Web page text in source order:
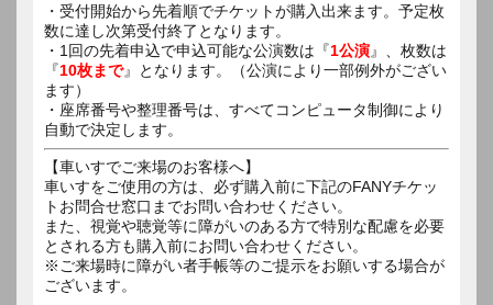
・受付開始から先着順でチケットが購入出来ます。予定枚
数に達し次第受付終了となります。
・1回の先着申込で申込可能な公演数は『1公演』、枚数は
『10枚まで』となります。（公演により一部例外がござい
ます）
・座席番号や整理番号は、すべてコンピュータ制御により
自動で決定します。
【車いすでご来場のお客様へ】
車いすをご使用の方は、必ず購入前に下記のFANYチケッ
トお問合せ窓口までお問い合わせください。
また、視覚や聴覚等に障がいのある方で特別な配慮を必要
とされる方も購入前にお問い合わせください。
※ご来場時に障がい者手帳等のご提示をお願いする場合が
ございます。